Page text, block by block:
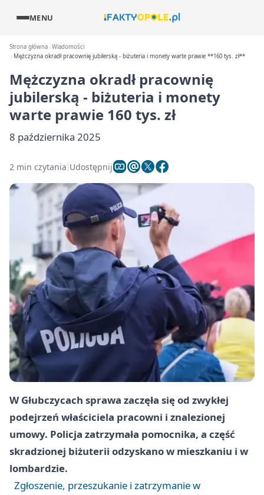
MENU
Strona główna Wiadomości
Mężczyzna okradł pracownię jubilerską - biżuteria i monety warte prawie **160 tys. zł**
Mężczyzna okradł pracownię
jubilerską - biżuteria i monety
warte prawie 160 tys. zł
8 października 2025
2 min czytania Udostępnij
W Głubczycach sprawa zaczęła się od zwykłej
podejrzeń właściciela pracowni i znalezionej
umowy. Policja zatrzymała pomocnika, a część
skradzionej biżuterii odzyskano w mieszkaniu i w
lombardzie.
Zgłoszenie, przeszukanie i zatrzymanie w